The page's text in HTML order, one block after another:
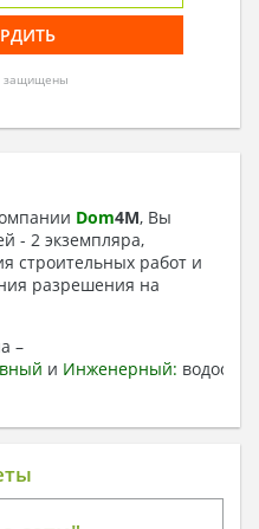
защищены
Dom4M, Вы
- 2 экземпляра,
строительных работ и
разрешения на
–
и Инженерный:
за дополнительную